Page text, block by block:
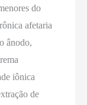
do
afetaria
ânodo,
iônica
de